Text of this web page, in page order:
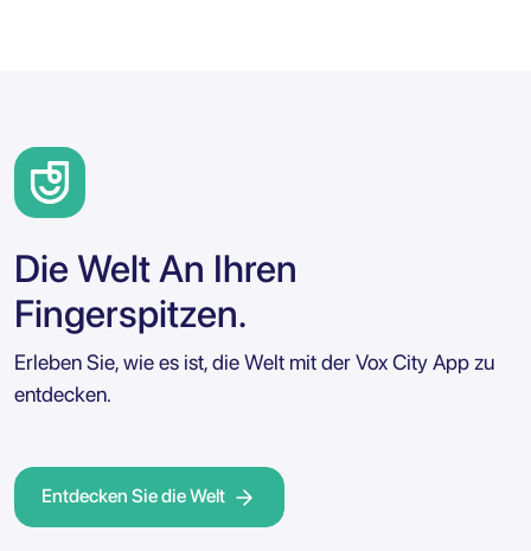
Die Welt An Ihren
Fingerspitzen.
Erleben Sie, wie es ist, die Welt mit der Vox City App zu
entdecken.
Entdecken Sie die Welt